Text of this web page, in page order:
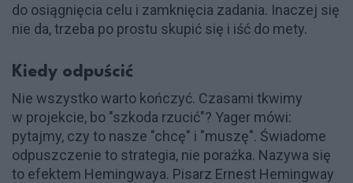
do osiągnięcia celu i zamknięcia zadania. Inaczej się
nie da, trzeba po prostu skupić się i iść do mety.
Kiedy odpuścić
Nie wszystko warto kończyć. Czasami tkwimy
w projekcie, bo "szkoda rzucić"? Yager mówi:
pytajmy, czy to nasze "chcę" i "muszę". Świadome
odpuszczenie to strategia, nie porażka. Nazywa się
to efektem Hemingwaya. Pisarz Ernest Hemingway